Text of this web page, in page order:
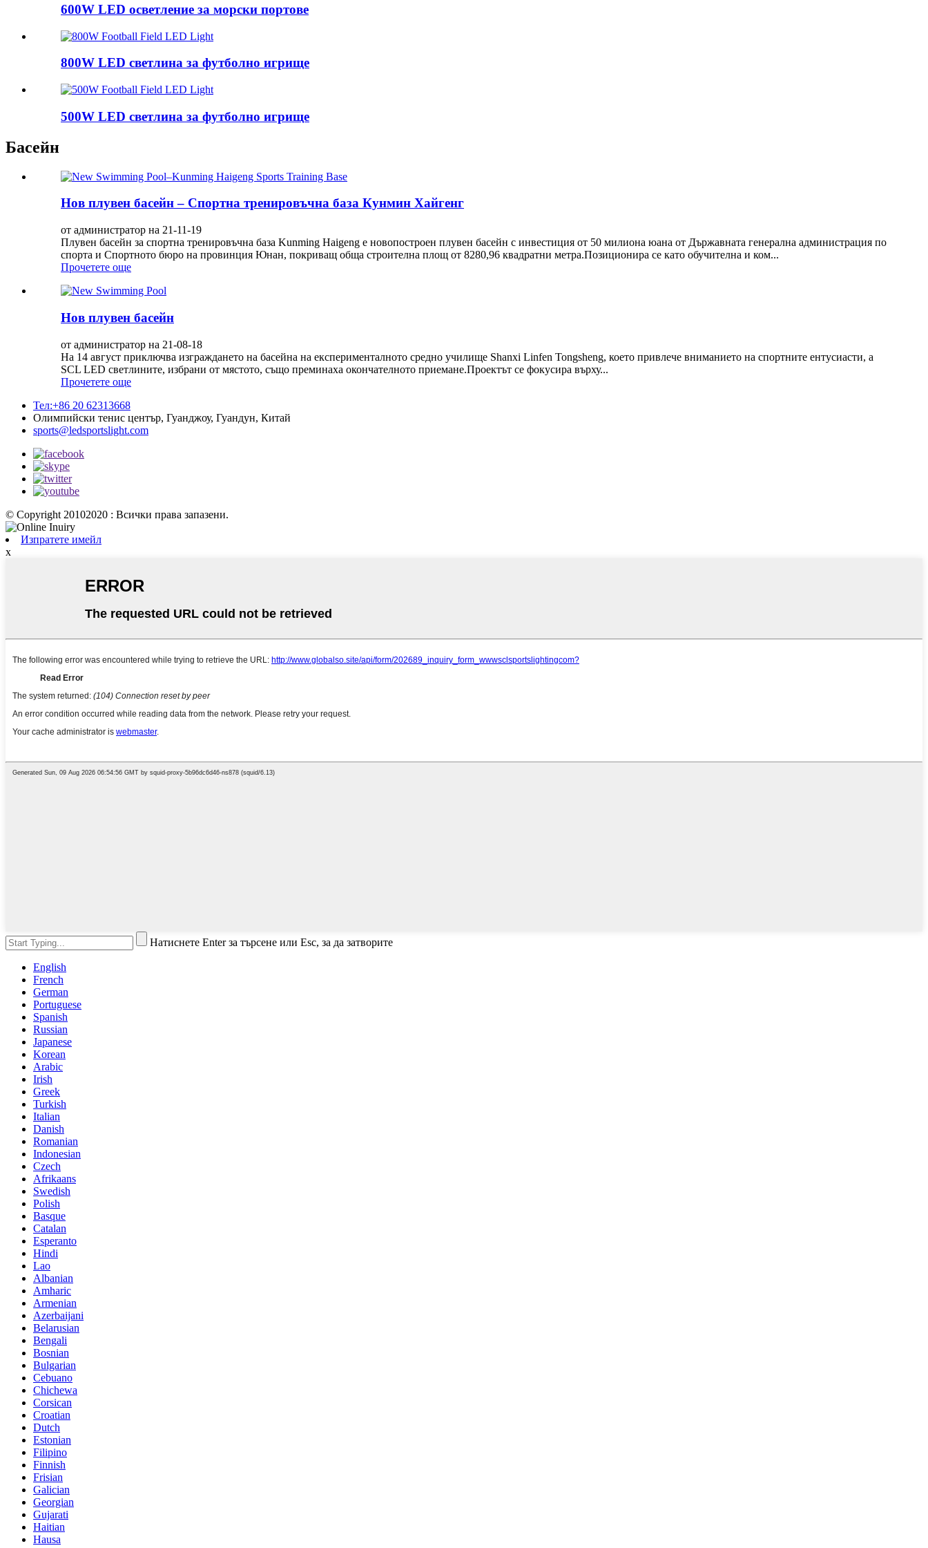
600W LED осветление за морски портове
800W LED светлина за футболно игрище
500W LED светлина за футболно игрище
Басейн
Нов плувен басейн – Спортна тренировъчна база Кунмин Хайгенг
от администратор на 21-11-19
Плувен басейн за спортна тренировъчна база Kunming Haigeng е новопостроен плувен басейн с инвестиция от 50 милиона юана от Държавната генерална администрация по
спорта и Спортното бюро на провинция Юнан, покриващ обща строителна площ от 8280,96 квадратни метра.Позиционира се като обучителна и ком...
Прочетете още
Нов плувен басейн
от администратор на 21-08-18
На 14 август приключва изграждането на басейна на експерименталното средно училище Shanxi Linfen Tongsheng, което привлече вниманието на спортните ентусиасти, а
SCL LED светлините, избрани от мястото, също преминаха окончателното приемане.Проектът се фокусира върху...
Прочетете още
Тел:+86 20 62313668
Олимпийски тенис център, Гуанджоу, Гуандун, Китай
sports@ledsportslight.com
© Copyright 20102020 : Всички права запазени.
Изпратете имейл
x
Натиснете Enter за търсене или Esc, за да затворите
English
French
German
Portuguese
Spanish
Russian
Japanese
Korean
Arabic
Irish
Greek
Turkish
Italian
Danish
Romanian
Indonesian
Czech
Afrikaans
Swedish
Polish
Basque
Catalan
Esperanto
Hindi
Lao
Albanian
Amharic
Armenian
Azerbaijani
Belarusian
Bengali
Bosnian
Bulgarian
Cebuano
Chichewa
Corsican
Croatian
Dutch
Estonian
Filipino
Finnish
Frisian
Galician
Georgian
Gujarati
Haitian
Hausa